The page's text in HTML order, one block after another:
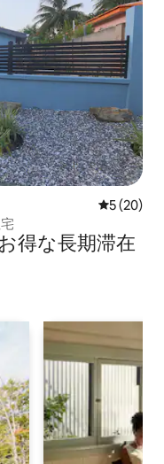
レビュー
5 (20)
得⁠な長⁠期⁠滞⁠在